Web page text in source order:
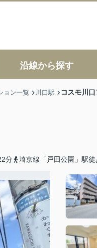
沿線から探す
ョン一覧 川口駅 コスモ川
分 埼京線「戸田公園」駅